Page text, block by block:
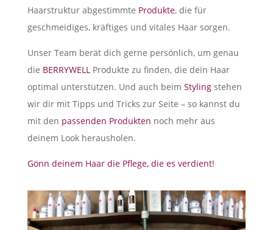
Haarstruktur abgestimmte Produkte, die für
geschmeidiges, kräftiges und vitales Haar sorgen.
Unser Team berät dich gerne persönlich, um genau
die BERRYWELLProdukte zu finden, die dein Haar
optimal unterstützen. Und auch beim Stylingstehen
wir dir mit Tipps und Tricks zur Seite – so kannst du
mit den passenden Produkten noch mehr aus
deinem Look herausholen.
Gönn deinem Haar die Pflege, die es verdient!